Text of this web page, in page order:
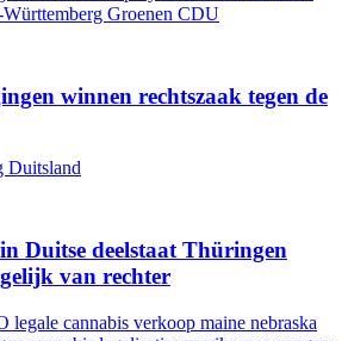
winnen rechtszaak tegen de
Duitse deelstaat Thüringen
van rechter